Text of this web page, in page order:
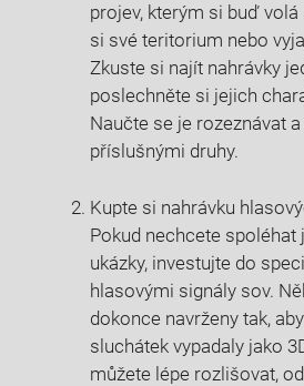
projev, kterým si ⁣buď volá
si své teritorium nebo
⁤Zkuste ​si ⁤najít nahrávky
poslechněte si‌ jejich
⁢Naučte se‌ je⁢ rozeznávat
⁢příslušnými druhy.
Kupte si nahrávku
Pokud nechcete ‍spoléhat
ukázky, investujte do
hlasovými‍ signály sov.
dokonce navrženy tak,
sluchátek vypadaly jako
můžete‌ lépe rozlišovat,